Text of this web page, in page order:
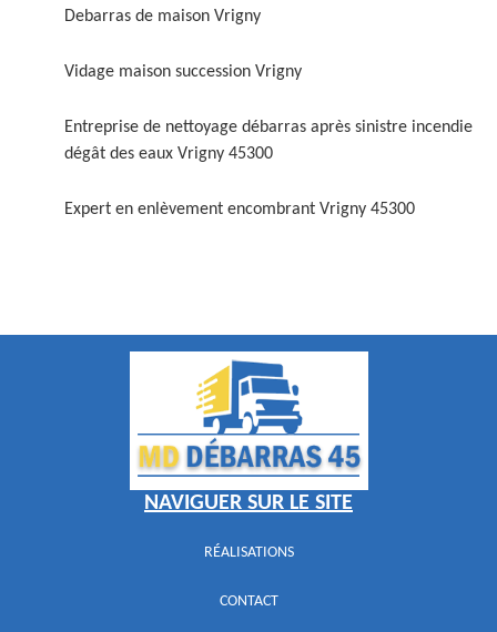
Debarras de maison Vrigny
Vidage maison succession Vrigny
Entreprise de nettoyage débarras après sinistre incendie
dégât des eaux Vrigny 45300
Expert en enlèvement encombrant Vrigny 45300
NAVIGUER SUR LE SITE
RÉALISATIONS
CONTACT